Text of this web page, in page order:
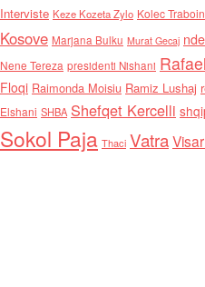
Interviste Keze Kozeta Zylo Kolec
Kosove Marjana Bulku Murat Gecaj
Nene Tereza presidenti Nishani
Floqi Raimonda Moisiu Ramiz Lushaj
Elshani SHBA Shefqet Kercelli
Sokol Paja Thaci Vatra